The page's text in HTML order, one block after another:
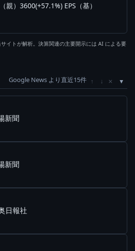
親）3600(+57.1%) EPS（基）
イトが解析。決算関連の主要開示には AI による要
Google News より直近15件 ↑ ↓ ×
新聞
新聞
日報社